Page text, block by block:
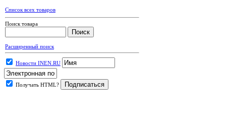
Список всех товаров
Поиск товара
Расширенный поиск
Новости INEN.RU
Получать HTML?